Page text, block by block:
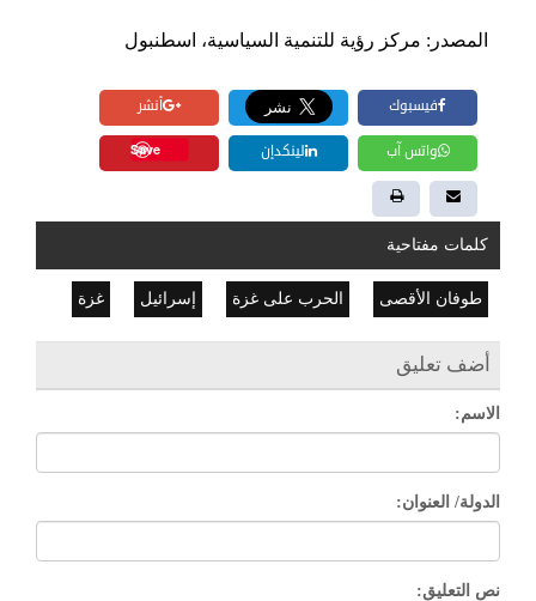
المصدر: مركز رؤية للتنمية السياسية، اسطنبول
فيسبوك أنشر
واتس آب لينكدإن Save
كلمات مفتاحية
طوفان الأقصى الحرب على غزة إسرائيل غزة
أضف تعليق
الاسم:
الدولة/ العنوان:
نص التعليق: